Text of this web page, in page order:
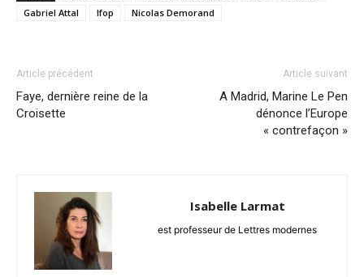
Gabriel Attal
Ifop Nicolas Demorand
Article précédent
Faye, dernière reine de la
Croisette
Article suivant
A Madrid, Marine Le Pen
dénonce l’Europe
« contrefaçon »
Isabelle Larmat
est professeur de Lettres modernes